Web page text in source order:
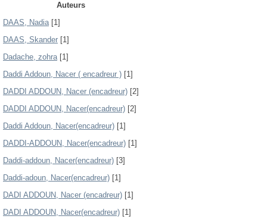
Auteurs
DAAS, Nadia[1]
DAAS, Skander [1]
Dadache, zohra[1]
Daddi Addoun, Nacer ( encadreur ) [1]
DADDI ADDOUN, Nacer (encadreur) [2]
DADDI ADDOUN, Nacer(encadreur) [2]
Daddi Addoun, Nacer(encadreur) [1]
DADDI-ADDOUN, Nacer(encadreur) [1]
Daddi-addoun, Nacer(encadreur) [3]
Daddi-adoun, Nacer(encadreur) [1]
DADI ADDOUN, Nacer (encadreur) [1]
DADI ADDOUN, Nacer(encadreur) [1]